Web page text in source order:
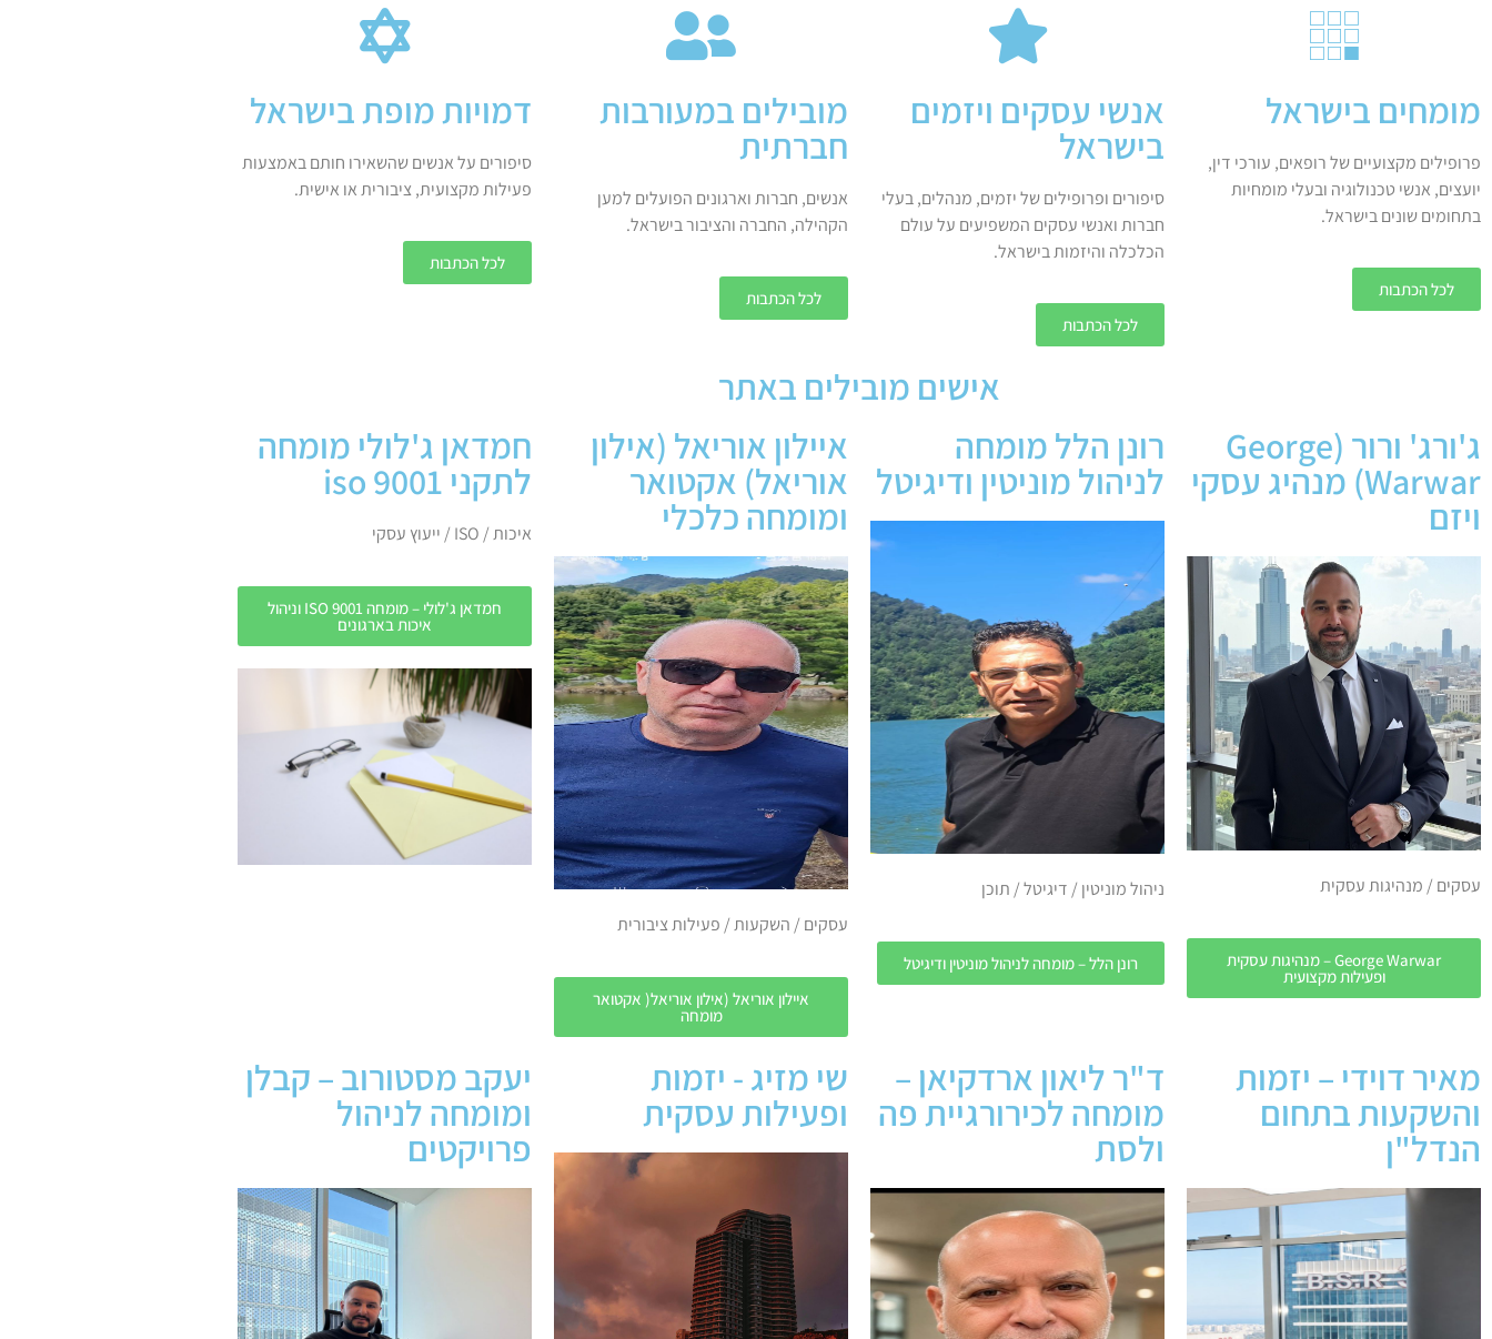
מומחים בישראל
פרופילים מקצועיים של רופאים, עורכי דין,
יועצים, אנשי טכנולוגיה ובעלי מומחיות
בתחומים שונים בישראל.
לכל הכתבות
אנשי עסקים ויזמים
בישראל
סיפורים ופרופילים של יזמים, מנהלים, בעלי
חברות ואנשי עסקים המשפיעים על עולם
הכלכלה והיזמות בישראל.
לכל הכתבות
מובילים במעורבות
חברתית
אנשים, חברות וארגונים הפועלים למען
הקהילה, החברה והציבור בישראל.
לכל הכתבות
דמויות מופת בישראל
סיפורים על אנשים שהשאירו חותם באמצעות
פעילות מקצועית, ציבורית או אישית.
לכל הכתבות
אישים מובילים באתר
ג'ורג' ורור (George
Warwar) מנהיג עסקי
ויזם
עסקים / מנהיגות עסקית
George Warwar – מנהיגות עסקית
ופעילות מקצועית
רונן הלל מומחה
לניהול מוניטין ודיגיטל
ניהול מוניטין / דיגיטל / תוכן
רונן הלל – מומחה לניהול מוניטין ודיגיטל
איילון אוריאל (אילון
אוריאל) אקטואר
ומומחה כלכלי
עסקים / השקעות / פעילות ציבורית
איילון אוריאל (אילון אוריאל( אקטואר
מומחה
חמדאן ג'לולי מומחה
לתקני iso 9001
איכות / ISO / ייעוץ עסקי
חמדאן ג'לולי – מומחה ISO 9001 וניהול
איכות בארגונים
מאיר דוידי – יזמות
והשקעות בתחום
הנדל"ן
ד"ר ליאון ארדקיאן –
מומחה לכירורגיית פה
ולסת
שי מזיג - יזמות
ופעילות עסקית
יעקב מסטורוב – קבלן
ומומחה לניהול
פרויקטים